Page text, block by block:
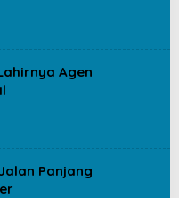
Agen
Panjang